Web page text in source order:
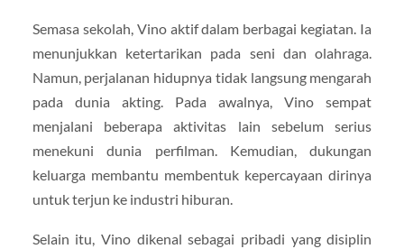
Semasa sekolah, Vino aktif dalam berbagai kegiatan. Ia
menunjukkan ketertarikan pada seni dan olahraga.
Namun, perjalanan hidupnya tidak langsung mengarah
pada dunia akting. Pada awalnya, Vino sempat
menjalani beberapa aktivitas lain sebelum serius
menekuni dunia perfilman. Kemudian, dukungan
keluarga membantu membentuk kepercayaan dirinya
untuk terjun ke industri hiburan.
Selain itu, Vino dikenal sebagai pribadi yang disiplin